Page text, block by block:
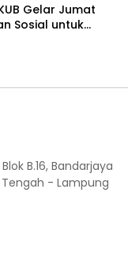
Gelar Jumat
Sosial untuk
B.16, Bandarjaya
- Lampung